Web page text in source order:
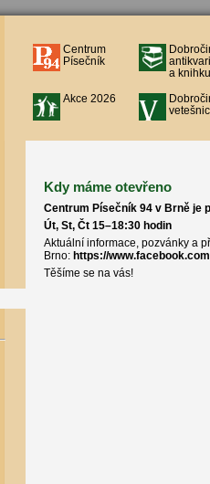
Centrum
Písečník
a
Akce 2026
Kdy máme otevřeno
Centrum Písečník 94 v Brně je
Út, St, Čt 15–18:30 hodin
Aktuální informace, pozvánky a
Brno: https://
Těšíme se na vás!